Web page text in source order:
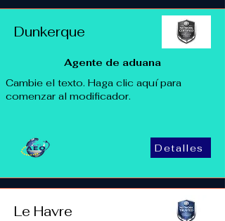
Dunkerque
Agente de aduana
Cambie el texto. Haga clic aquí para
comenzar al modificador.
Detalles
Le Havre